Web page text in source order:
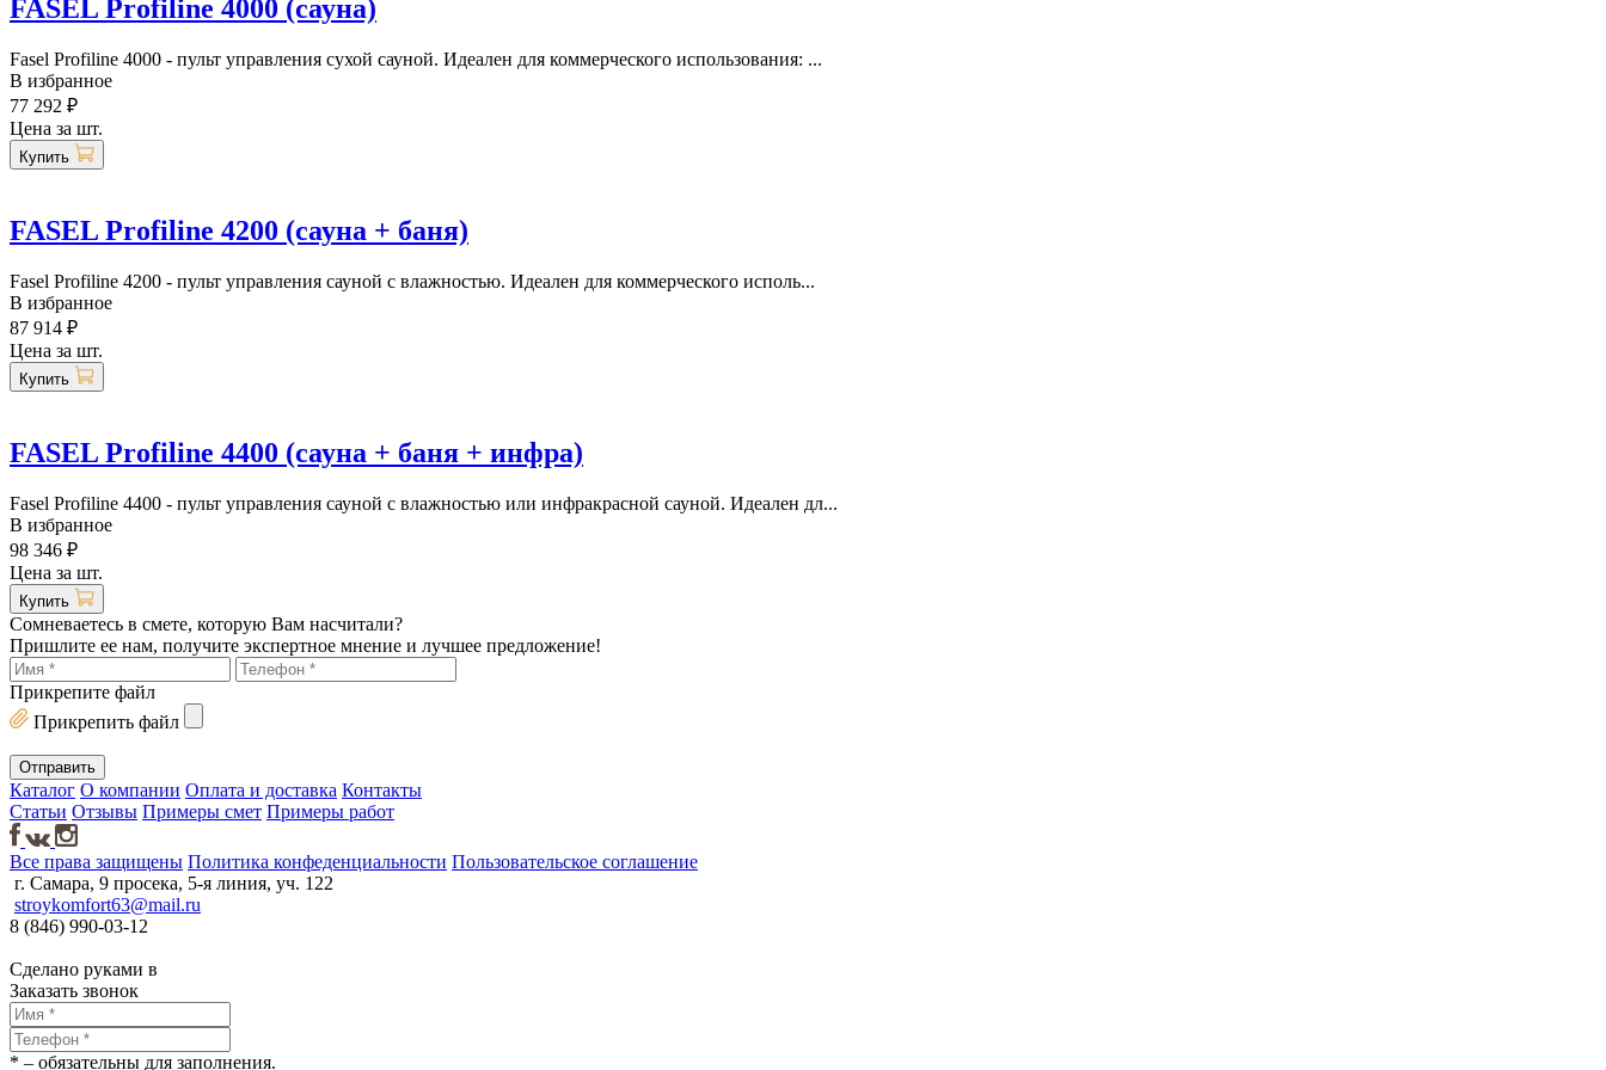
FASEL Profiline 4000 (сауна)
Fasel Profiline 4000 - пульт управления сухой сауной. Идеален для коммерческого использования: ...
В избранное
77 292 ₽
Цена за шт.
Купить
FASEL Profiline 4200 (сауна + баня)
Fasel Profiline 4200 - пульт управления сауной с влажностью. Идеален для коммерческого исполь...
В избранное
87 914 ₽
Цена за шт.
Купить
FASEL Profiline 4400 (сауна + баня + инфра)
Fasel Profiline 4400 - пульт управления сауной с влажностью или инфракрасной сауной. Идеален дл...
В избранное
98 346 ₽
Цена за шт.
Купить
Сомневаетесь в смете, которую Вам насчитали?
Пришлите ее нам, получите экспертное мнение и лучшее предложение!
Прикрепите файл
Прикрепить файл
Каталог О компании Оплата и доставка Контакты
Статьи Отзывы Примеры смет Примеры работ
Все права защищены Политика конфеденциальности Пользовательское соглашение
г. Самара, 9 просека, 5-я линия, уч. 122
stroykomfort63@mail.ru
8 (846) 990-03-12
Сделано руками в
Заказать звонок
* – обязательны для заполнения.